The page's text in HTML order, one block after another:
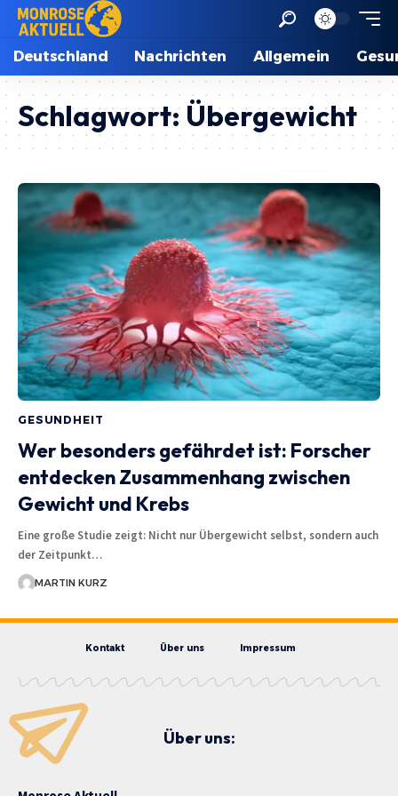
Deutschland Nachrichten Allgemein
Schlagwort: Übergewicht
GESUNDHEIT
Wer besonders gefährdet ist: Forscher
entdecken Zusammenhang zwischen
Gewicht und Krebs
Eine große Studie zeigt: Nicht nur Übergewicht selbst, sondern auch
der Zeitpunkt…
MARTIN KURZ
Kontakt Über uns Impressum
Über uns: